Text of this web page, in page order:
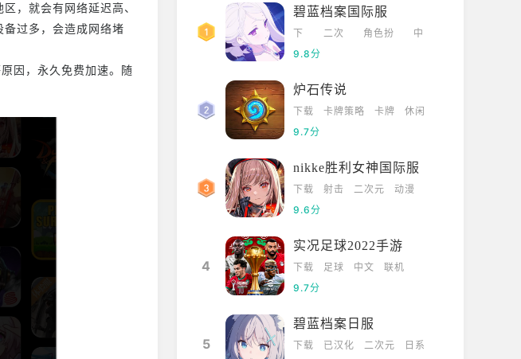
，就会有网络延迟高、
过多，会造成网络堵
因，永久免费加速。随
碧蓝档案国际服
下
载
二次
角色扮
中
9.8分
炉石传说
下载 卡牌策略 卡牌
休闲
9.7分
nikke胜利女神国际服
下载 射击 二次元
动漫
9.6分
4
实况足球2022手游
下载 足球 中文
联机
9.7分
5
碧蓝档案日服
下载 已汉化 二次元
日系